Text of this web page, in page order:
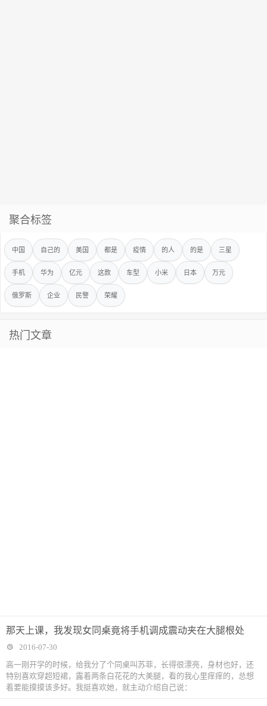
聚合标签
中国 自己的 美国 都是 疫情 的人 的是 三星
手机 华为 亿元 这款 车型 小米 日本 万元
俄罗斯 企业 民警 荣耀
热门文章
那天上课，我发现女同桌竟将手机调成震动夹在大腿根处
2016-07-30
高一刚开学的时候，给我分了个同桌叫苏菲，长得很漂亮，身材也好，还
特别喜欢穿超短裙，露着两条白花花的大美腿，看的我心里痒痒的，总想
着要能摸摸该多好。我挺喜欢她，就主动介绍自己说：